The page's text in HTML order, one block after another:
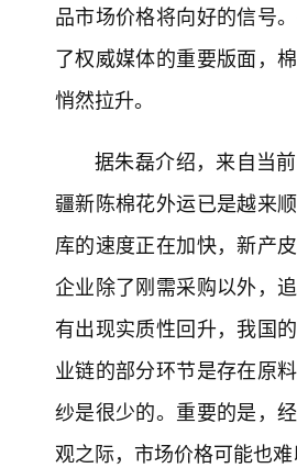
品市场价格将向好的信号
了权威媒体的重要版面，
悄然拉升。
据朱磊介绍，来自当
疆新陈棉花外运已是越来
库的速度正在加快，新产
企业除了刚需采购以外，
有出现实质性回升，我国
业链的部分环节是存在原
纱是很少的。重要的是，
观之际，市场价格可能也难